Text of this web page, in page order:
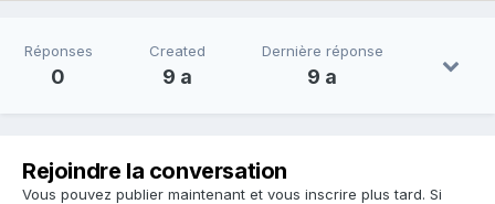
Réponses
0
Created
9 a
Dernière réponse
9 a
Rejoindre la conversation
Vous pouvez publier maintenant et vous inscrire plus tard. Si